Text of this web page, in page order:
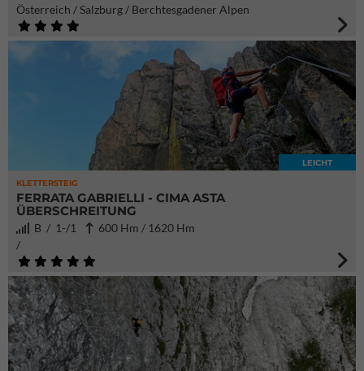
Österreich / Salzburg / Berchtesgadener Alpen
KLETTERSTEIG
LEICHT
FERRATA GABRIELLI - CIMA ASTA
ÜBERSCHREITUNG
B / 1-/1
600 Hm / 1620 Hm
/